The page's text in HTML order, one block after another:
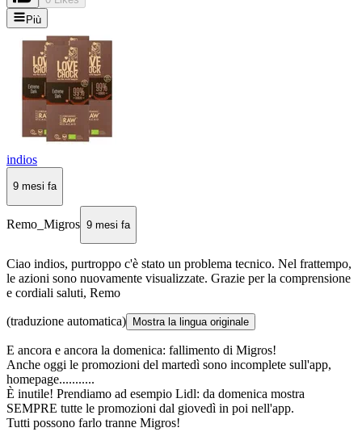
Più
indios
9 mesi fa
Remo_Migros 9 mesi fa
Ciao indios, purtroppo c'è stato un problema tecnico. Nel frattempo,
le azioni sono nuovamente visualizzate. Grazie per la comprensione
e cordiali saluti, Remo
(traduzione automatica) Mostra la lingua originale
E ancora e ancora la domenica: fallimento di Migros!
Anche oggi le promozioni del martedì sono incomplete sull'app,
homepage...........
È inutile! Prendiamo ad esempio Lidl: da domenica mostra
SEMPRE tutte le promozioni dal giovedì in poi nell'app.
Tutti possono farlo tranne Migros!